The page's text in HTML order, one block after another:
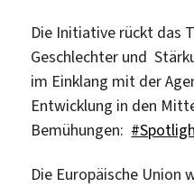
Die Initiative rückt das
Geschlechter und
im Einklang mit der
Entwicklung in den
Bemühungen:
Die Europäische Union